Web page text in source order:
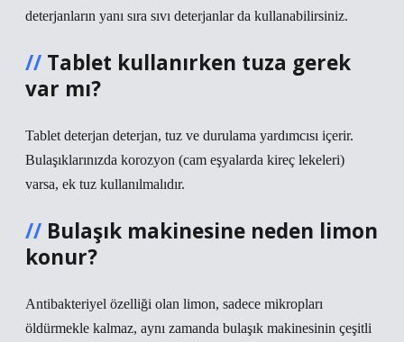
deterjanların yanı sıra sıvı deterjanlar da kullanabilirsiniz.
Tablet kullanırken tuza gerek
var mı?
Tablet deterjan deterjan, tuz ve durulama yardımcısı içerir.
Bulaşıklarınızda korozyon (cam eşyalarda kireç lekeleri)
varsa, ek tuz kullanılmalıdır.
Bulaşık makinesine neden limon
konur?
Antibakteriyel özelliği olan limon, sadece mikropları
öldürmekle kalmaz, aynı zamanda bulaşık makinesinin çeşitli